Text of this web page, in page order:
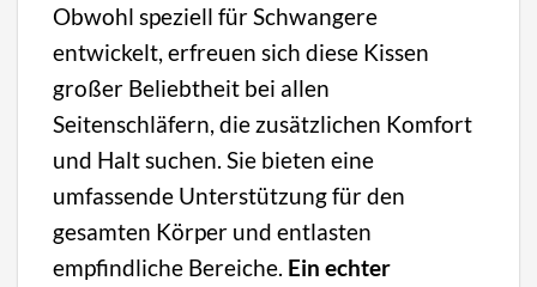
Obwohl speziell für Schwangere
entwickelt, erfreuen sich diese Kissen
großer Beliebtheit bei allen
Seitenschläfern, die zusätzlichen Komfort
und Halt suchen. Sie bieten eine
umfassende Unterstützung für den
gesamten Körper und entlasten
empfindliche Bereiche. Ein echter